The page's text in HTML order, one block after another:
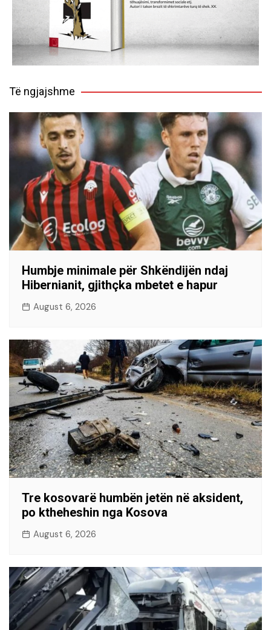
Të ngjajshme
Humbje minimale për Shkëndijën ndaj
Hibernianit, gjithçka mbetet e hapur
August 6, 2026
Tre kosovarë humbën jetën në aksident,
po ktheheshin nga Kosova
August 6, 2026